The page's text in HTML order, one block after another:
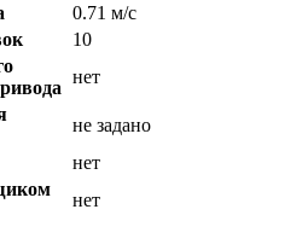
0.71 м/с
10
нет
не задано
нет
нет